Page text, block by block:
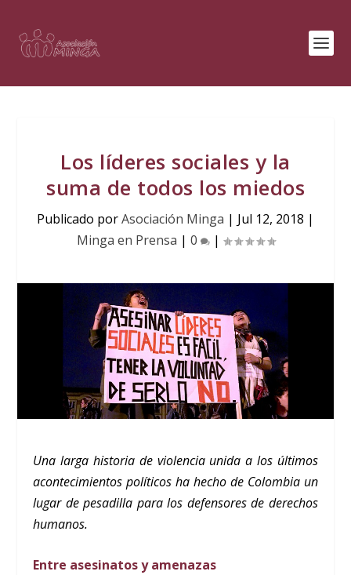
Los líderes sociales y la
suma de todos los miedos
Publicado porAsociación Minga | Jul 12, 2018 |
Minga en Prensa | 0 |
Una larga historia de violencia unida a los últimos
acontecimientos políticos ha hecho de Colombia un
lugar de pesadilla para los defensores de derechos
humanos.
Entre asesinatos y amenazas